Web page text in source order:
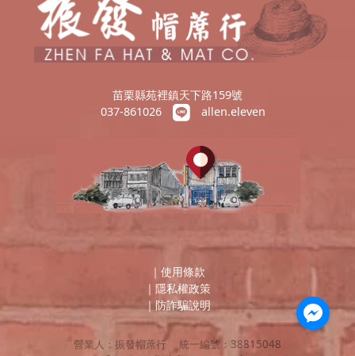
苗栗縣苑裡鎮天下路159號
037-861026
allen.eleven
｜ 使用條款
｜ 隱私權政策
｜防詐騙說明
營業人： 振發帽蓆行 統一編號： 38815048